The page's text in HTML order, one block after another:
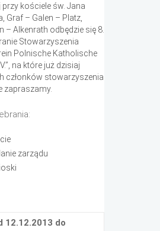
przy kościele św. Jana
Graf – Galen – Platz,
– Alkenrath odbędzie się 8.
Stowarzyszenia
Polnische Katholische
na które już dzisiaj
członków stowarzyszenia
zapraszamy.
zarządu
12.12.2013 do